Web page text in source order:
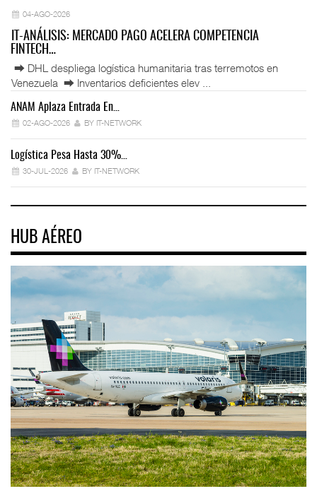
04-AGO-2026
IT-ANÁLISIS: MERCADO PAGO ACELERA COMPETENCIA
FINTECH…
⮕ DHL despliega logística humanitaria tras terremotos en
Venezuela ⮕ Inventarios deficientes elev ...
ANAM Aplaza Entrada En…
02-AGO-2026 BY IT-NETWORK
Logística Pesa Hasta 30%…
30-JUL-2026 BY IT-NETWORK
HUB AÉREO